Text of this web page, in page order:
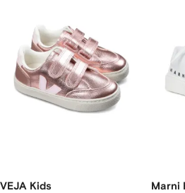
VEJA Kids Marni